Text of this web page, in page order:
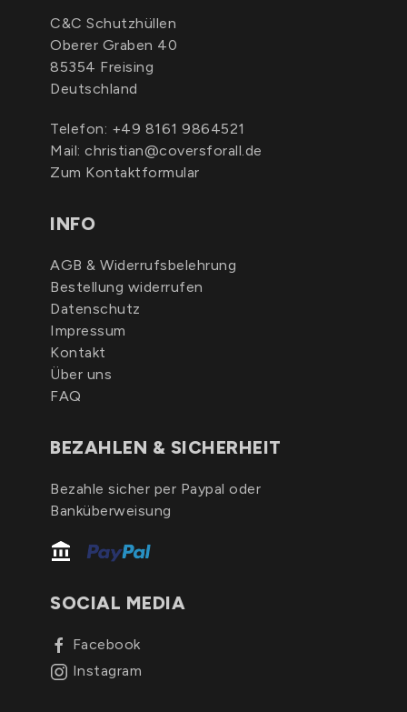
C&C Schutzhüllen
Oberer Graben 40
85354 Freising
Deutschland
Telefon: +49 8161 9864521
Mail: christian@coversforall.de
Zum Kontaktformular
INFO
AGB & Widerrufsbelehrung
Bestellung widerrufen
Datenschutz
Impressum
Kontakt
Über uns
FAQ
BEZAHLEN & SICHERHEIT
Bezahle sicher per Paypal oder
Banküberweisung
SOCIAL MEDIA
Facebook
Instagram